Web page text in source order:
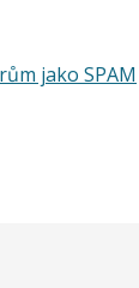
jako SPAM